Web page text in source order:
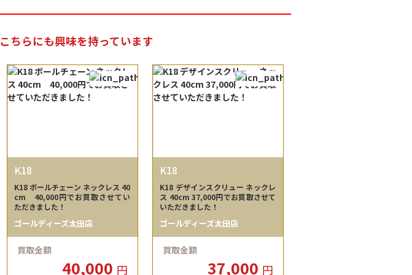
こちらにも興味を持っています
K18
K18 ボールチェーン ネックレス 40
cm 40,000円でお買取させてい
ただきました！
ゴールディーズ太田店
買取金額
40,000 円
K18
K18 デザインスクリュー ネックレ
ス 40cm 37,000円でお買取させて
いただきました！
ゴールディーズ太田店
買取金額
37,000 円